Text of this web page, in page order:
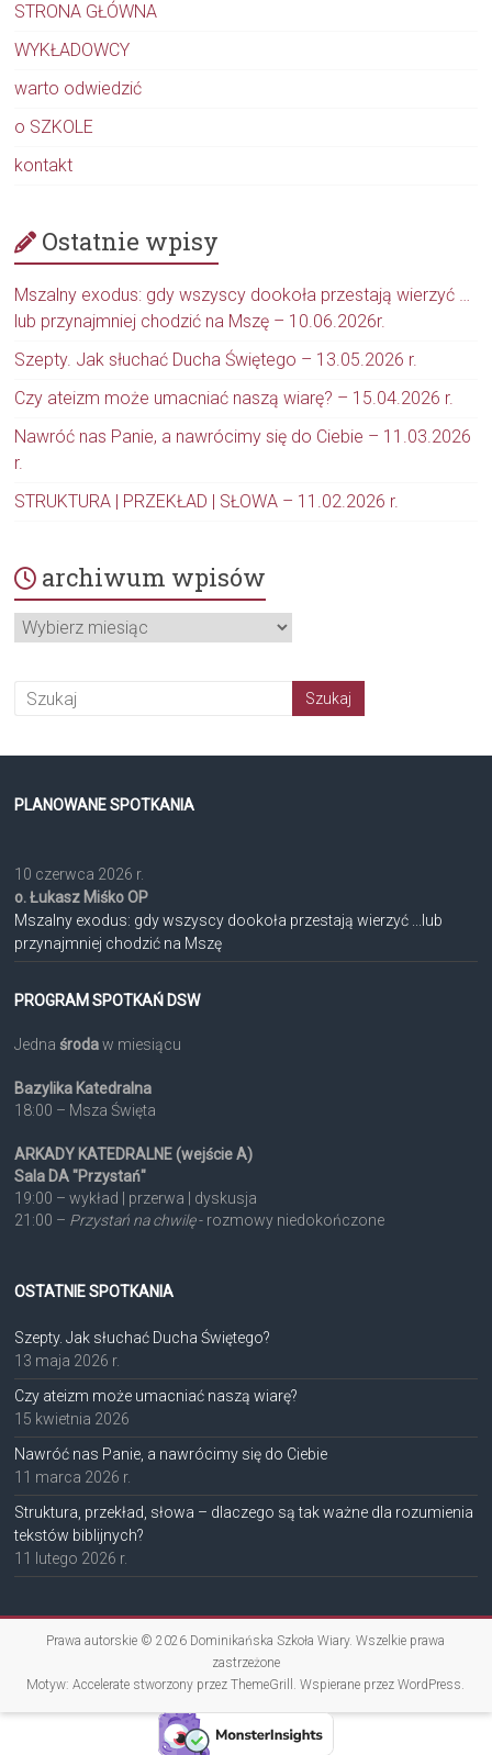
STRONA GŁÓWNA
WYKŁADOWCY
warto odwiedzić
o SZKOLE
kontakt
Ostatnie wpisy
Mszalny exodus: gdy wszyscy dookoła przestają wierzyć …
lub przynajmniej chodzić na Mszę – 10.06.2026r.
Szepty. Jak słuchać Ducha Świętego – 13.05.2026 r.
Czy ateizm może umacniać naszą wiarę? – 15.04.2026 r.
Nawróć nas Panie, a nawrócimy się do Ciebie – 11.03.2026
r.
STRUKTURA | PRZEKŁAD | SŁOWA – 11.02.2026 r.
archiwum wpisów
archiwum
wpisów
PLANOWANE SPOTKANIA
10 czerwca 2026 r.
o. Łukasz Miśko OP
Mszalny exodus: gdy wszyscy dookoła przestają wierzyć ...lub
przynajmniej chodzić na Mszę
PROGRAM SPOTKAŃ DSW
Jednaśrodaw miesiącu
Bazylika Katedralna
18:00 – Msza Święta
ARKADY KATEDRALNE (wejście A)
Sala DA "Przystań"
19:00 – wykład | przerwa | dyskusja
21:00 – Przystań na chwilę- rozmowy niedokończone
OSTATNIE SPOTKANIA
Szepty. Jak słuchać Ducha Świętego?
13 maja 2026 r.
Czy ateizm może umacniać naszą wiarę?
15 kwietnia 2026
Nawróć nas Panie, a nawrócimy się do Ciebie
11 marca 2026 r.
Struktura, przekład, słowa – dlaczego są tak ważne dla rozumienia
tekstów biblijnych?
11 lutego 2026 r.
Prawa autorskie © 2026 Dominikańska Szkoła Wiary. Wszelkie prawa
zastrzeżone
Motyw:Accelerate stworzony przez ThemeGrill. Wspierane przezWordPress.